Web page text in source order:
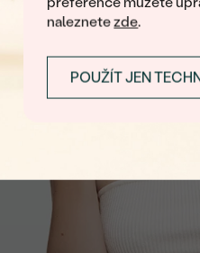
naleznetezde.
POUŽÍT JEN